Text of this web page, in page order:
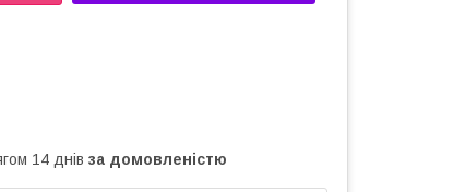
14 днів за домовленістю